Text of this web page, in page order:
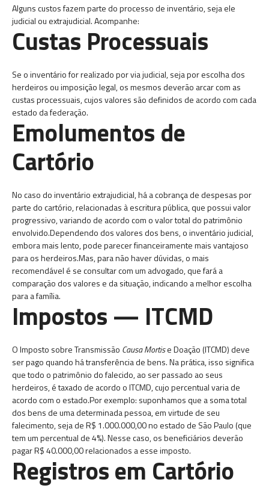
Alguns custos fazem parte do processo de inventário, seja ele
judicial ou extrajudicial. Acompanhe:
Custas Processuais
Se o inventário for realizado por via judicial, seja por escolha dos
herdeiros ou imposição legal, os mesmos deverão arcar com as
custas processuais, cujos valores são definidos de acordo com cada
estado da federação.
Emolumentos de
Cartório
No caso do inventário extrajudicial, há a cobrança de despesas por
parte do cartório, relacionadas à escritura pública, que possui valor
progressivo, variando de acordo com o valor total do patrimônio
envolvido.Dependendo dos valores dos bens, o inventário judicial,
embora mais lento, pode parecer financeiramente mais vantajoso
para os herdeiros.Mas, para não haver dúvidas, o mais
recomendável é se consultar com um advogado, que fará a
comparação dos valores e da situação, indicando a melhor escolha
para a família.
Impostos — ITCMD
O Imposto sobre Transmissão Causa Mortise Doação (ITCMD) deve
ser pago quando há transferência de bens. Na prática, isso significa
que todo o patrimônio do falecido, ao ser passado ao seus
herdeiros, é taxado de acordo o ITCMD, cujo percentual varia de
acordo com o estado.Por exemplo: suponhamos que a soma total
dos bens de uma determinada pessoa, em virtude de seu
falecimento, seja de R$ 1.000.000,00 no estado de São Paulo (que
tem um percentual de 4%). Nesse caso, os beneficiários deverão
pagar R$ 40.000,00 relacionados a esse imposto.
Registros em Cartório